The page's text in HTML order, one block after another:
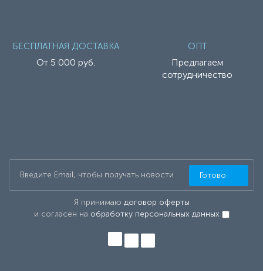
БЕСПЛАТНАЯ ДОСТАВКА
От 5 000 руб.
ОПТ
Предлагаем
сотрудничество
Я принимаю договор оферты
и согласен на обработку персональных данных
Готово